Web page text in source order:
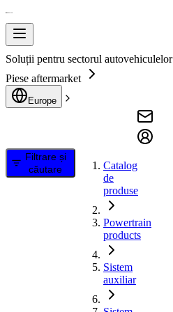
Soluții pentru sectorul autovehiculelor
Piese aftermarket
Europe
Filtrare și
căutare
Catalog
de
produse
Powertrain
products
Sistem
auxiliar